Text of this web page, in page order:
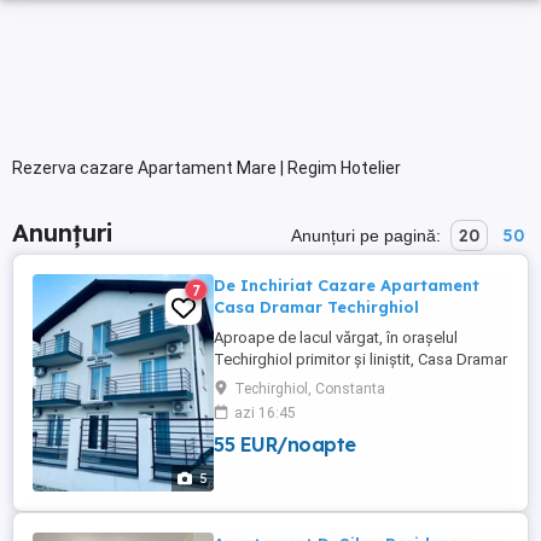
Rezerva cazare Apartament Mare | Regim Hotelier
Anunțuri Anunțuri pe pagină: 20 50
5
7
De Inchiriat Cazare Apartament
Casa Dramar Techirghiol
Aproape de lacul vărgat, în orașelul
Techirghiol primitor și liniștit, Casa Dramar
își deschide porțile cu mult entuziasm și
dorința de a oferi oaspeților vacanțe de
neuitat. Casa Dramar vă pune la dispoziție
apartamente confortabile și moderne.
Techirghiol, Constanta
azi 16:45
55 EUR/noapte